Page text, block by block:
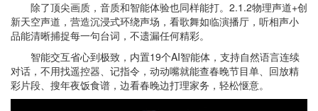
除了顶尖画质，音质和智能体验也同样能打。2.1.2物理声道+创
新天空声道，营造沉浸式环绕声场，看歌舞如临演播厅，听相声小
品能清晰捕捉每一句台词，不遗漏任何精彩。
智能交互省心到极致，内置19个AI智能体，支持自然语言连续
对话，不用找遥控器、记指令，动动嘴就能查春晚节目单、回放精
彩片段、搜年夜饭食谱，边看春晚边打理家务，轻松惬意。